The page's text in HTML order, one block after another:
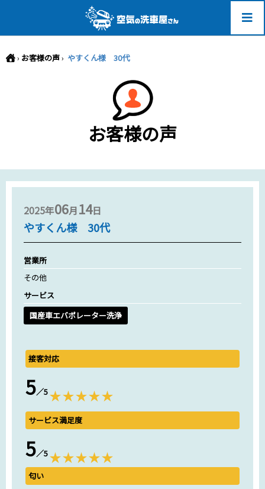
› お客様の声› やすくん様 30代
お客様の声
2025年06月14日
やすくん様 30代
営業所
その他
サービス
国産車エバポレーター洗浄
接客対応
5／5
サービス満足度
5／5
匂い